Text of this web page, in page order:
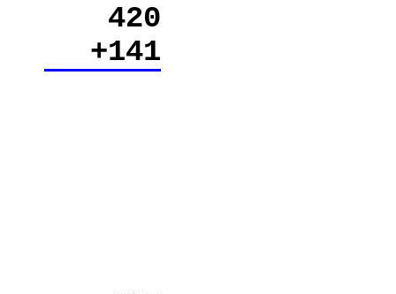
420
+141